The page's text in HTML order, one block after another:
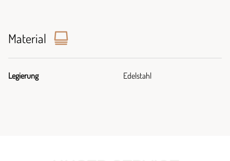
Material
Legierung Edelstahl